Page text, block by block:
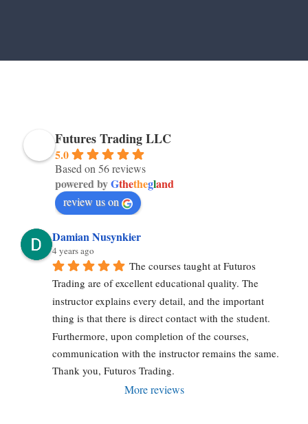
Futures Trading LLC
5.0
Based on 56 reviews
powered byGthethegland
review us on
Damian Nusynkier
4 years ago
The courses taught at Futuros
Trading are of excellent educational quality. The
instructor explains every detail, and the important
thing is that there is direct contact with the student.
Furthermore, upon completion of the courses,
communication with the instructor remains the same.
Thank you, Futuros Trading.
More reviews